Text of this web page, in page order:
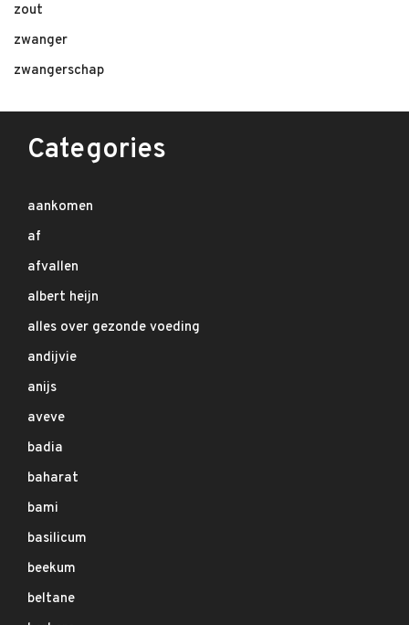
zout
zwanger
zwangerschap
Categories
aankomen
af
afvallen
albert heijn
alles over gezonde voeding
andijvie
anijs
aveve
badia
baharat
bami
basilicum
beekum
beltane